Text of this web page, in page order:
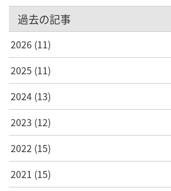
過去の記事
2026 (11)
2025 (11)
2024 (13)
2023 (12)
2022 (15)
2021 (15)